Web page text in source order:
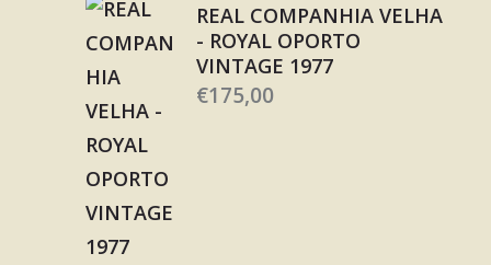
REAL COMPANHIA VELHA
- ROYAL OPORTO
VINTAGE 1977
€175,00